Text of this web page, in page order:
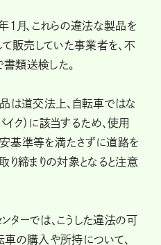
月、これらの違法な製品を
て販売していた事業者を、不
類送検した。
は道交法上、自転車ではな
ク）に該当するため、使用
基準等を満たさずに道路を
り締まりの対象となると注意
ーでは、こうした違法の可
の購入や所持について、